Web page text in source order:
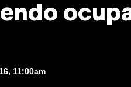
11:00am